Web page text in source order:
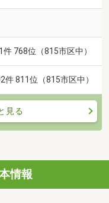
件 768位（815市区中）
件 811位（815市区中）
見る
情報